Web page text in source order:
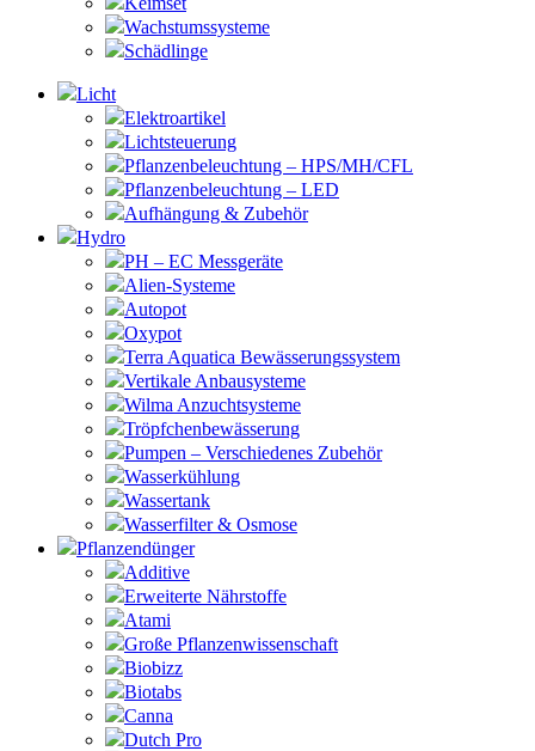
Wachstumssysteme
Schädlinge
Licht
Elektroartikel
Lichtsteuerung
Pflanzenbeleuchtung – HPS/MH/CFL
Pflanzenbeleuchtung – LED
Aufhängung & Zubehör
Hydro
PH – EC Messgeräte
Alien-Systeme
Autopot
Oxypot
Terra Aquatica Bewässerungssystem
Vertikale Anbausysteme
Wilma Anzuchtsysteme
Tröpfchenbewässerung
Pumpen – Verschiedenes Zubehör
Wasserkühlung
Wassertank
Wasserfilter & Osmose
Pflanzendünger
Additive
Erweiterte Nährstoffe
Atami
Große Pflanzenwissenschaft
Biobizz
Biotabs
Canna
Dutch Pro